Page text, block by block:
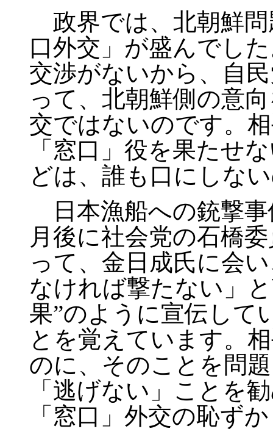
政界では、北朝鮮
口外交」が盛んでし
交渉がないから、自
って、北朝鮮側の意
交ではないのです。
「窓口」役を果たせ
どは、誰も口にしな
日本漁船への銃撃
月後に社会党の石橋
って、金日成氏に会
なければ撃たない」
果”のように宣伝して
とを覚えています。
のに、そのことを問
「逃げない」こと
「窓口」外交の恥ず